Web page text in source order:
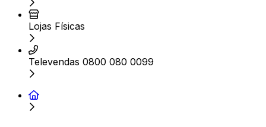
Lojas Físicas
Televendas 0800 080 0099